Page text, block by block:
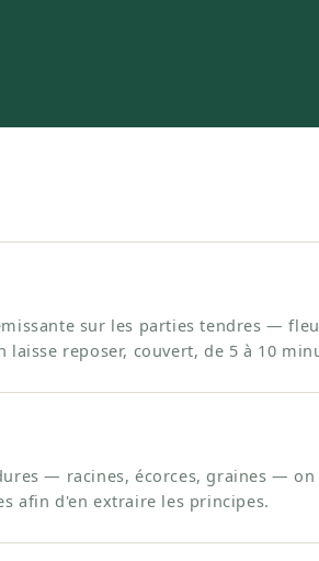
sur les parties tendres —
reposer, couvert, de 5 à 10
— racines, écorces, graines —
afin d'en extraire les principes.